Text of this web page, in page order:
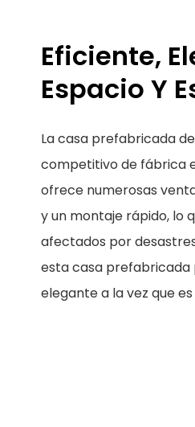
Eficiente,
Espacio Y
La casa prefabricada
competitivo de fábrica
ofrece numerosas
y un montaje rápido, lo
afectados por
esta casa
elegante a la vez que